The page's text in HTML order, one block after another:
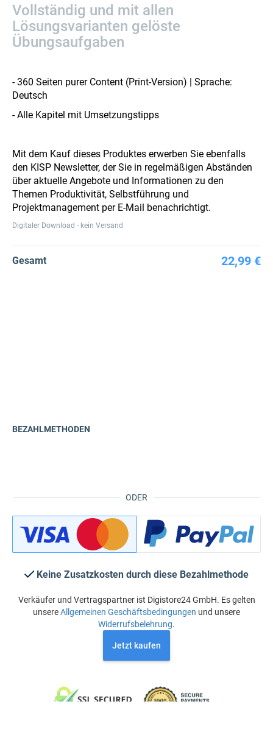
Vollständig und mit allen
Lösungsvarianten gelöste
Übungsaufgaben
- 360 Seiten purer Content (Print-Version) | Sprache:
Deutsch
- Alle Kapitel mit Umsetzungstipps
Mit dem Kauf dieses Produktes erwerben Sie ebenfalls
den KISP Newsletter, der Sie in regelmäßigen Abständen
über aktuelle Angebote und Informationen zu den
Themen Produktivität, Selbstführung und
Projektmanagement per E-Mail benachrichtigt.
Digitaler Download - kein Versand
Gesamt 22,99 €
ODER
BEZAHLMETHODEN
Keine Zusatzkosten durch diese Bezahlmethode
Verkäufer und Vertragspartner ist Digistore24 GmbH. Es gelten
unsereAllgemeinen Geschäftsbedingungen und unsere
Widerrufsbelehrung.
Jetzt kaufen